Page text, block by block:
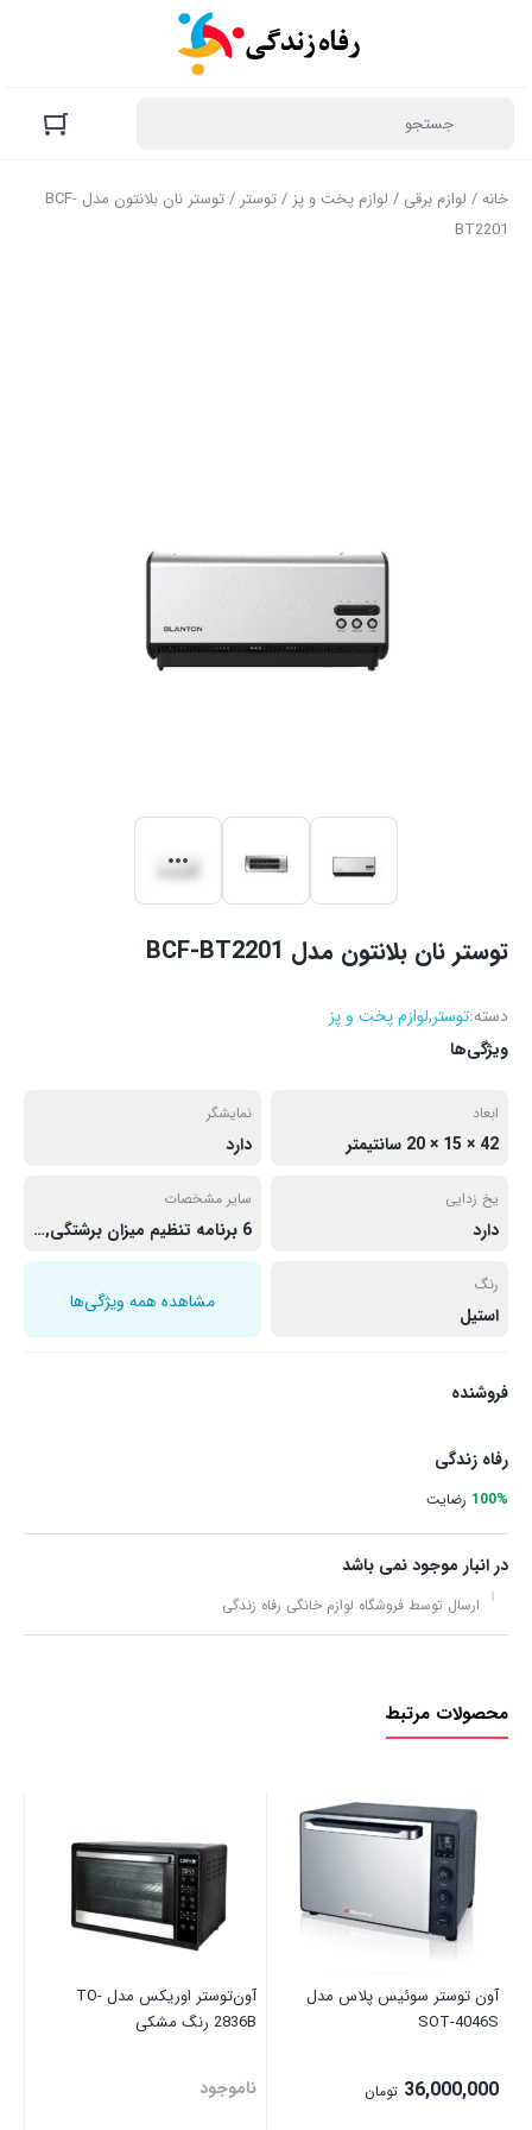
خانه/ لوازم برقی / لوازم پخت و پز /توستر
/ توستر نان بلانتون مدل BCF-
BT2201
توستر نان بلانتون مدل BCF-BT2201
دسته:توستر,لوازم پخت و پز
ویژگی‌ها
ابعاد
42 × 15 × 20 سانتیمتر
نمایشگر
دارد
یخ زدایی
دارد
سایر مشخصات
6 برنامه تنظیم میزان برشتگی, بدنه تمام استیل خنک و قابل لمس, پایه ضدلغزش, چراغ نشانگر, دارای ۳ عملکرد یخ زدایی نان، گرم کردن مجدد و توقف فرآیند گرم کردن, سینی متحرک جمع آوری خرده نان
رنگ
استیل
مشاهده همه ویژگی‌ها
فروشنده
رفاه زندگی
100% رضایت
در انبار موجود نمی باشد
ارسال توسط فروشگاه لوازم خانگی رفاه زندگی
محصولات مرتبط
آون توستر سوئیس پلاس مدل
SOT-4046S
36,000,000 تومان
آون‌توستر اوریکس مدل TO-
2836B رنگ مشکی
ناموجود